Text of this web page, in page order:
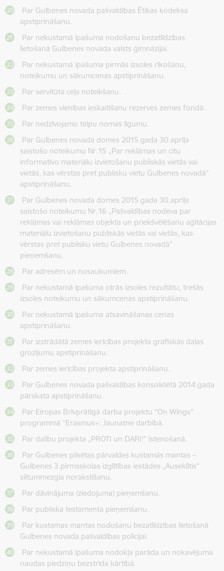
Par Gulbenes novada pašvaldības Ētikas kodeksa
apstiprināšanu.
Par nekustamā īpašuma nodošanu bezatlīdzības
lietošanā Gulbenes novada valsts ģimnāzijai.
Par nekustamā īpašuma pirmās izsoles rīkošanu,
noteikumu un sākumcenas apstiprināšanu.
Par servitūta ceļa noteikšanu.
Par zemes vienības ieskaitīšanu rezerves zemes fondā.
Par nedzīvojamo telpu nomas līgumu.
Par Gulbenes novada domes 2015.gada 30.aprīļa
saistošo noteikumu Nr.15 „Par reklāmas un citu
informatīvo materiālu izvietošanu publiskās vietās vai
vietās, kas vērstas pret publisku vietu Gulbenes novadā”
apstiprināšanu.
Par Gulbenes novada domes 2015.gada 30.aprīļa
saistošo noteikumu Nr.16 „Pašvaldības nodeva par
reklāmas vai reklāmas objekta un priekšvēlēšanu aģitācijas
materiālu izvietošanu publiskās vietās vai vietās, kas
vērstas pret publisku vietu Gulbenes novadā”
pieņemšanu.
Par adresēm un nosaukumiem.
Par nekustamā īpašuma otrās izsoles rezultātu, trešās
izsoles noteikumu un sākumcenas apstiprināšanu.
Par nekustamā īpašuma atsavināšanas cenas
apstiprināšanu.
Par izstrādātā zemes ierīcības projekta grafiskās daļas
grozījumu apstiprināšanu.
Par zemes ierīcības projekta apstiprināšanu.
Par Gulbenes novada pašvaldības konsolidētā 2014.gada
pārskata apstiprināšanu.
Par Eiropas Brīvprātīgā darba projektu “On Wings”
programmā “Erasmus+: Jaunatne darbībā.
Par dalību projekta „PROTI un DARI!” īstenošanā.
Par Gulbenes pilsētas pārvaldes kustamās mantas –
Gulbenes 3.pirmsskolas izglītības iestādes „Auseklītis”
siltummezgla norakstīšanu.
Par dāvinājuma (ziedojuma) pieņemšanu.
Par publiska testamenta pieņemšanu.
Par kustamas mantas nodošanu bezatlīdzības lietošanā
Gulbenes novada pašvaldības policijai.
Par nekustamā īpašuma nodokļa parāda un nokavējuma
naudas piedziņu bezstrīda kārtībā.